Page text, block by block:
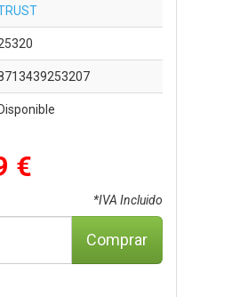
Disponible
€
*IVA Incluido
Comprar